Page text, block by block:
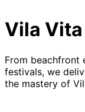
Vila
From beachfront
festivals, we
the mastery of